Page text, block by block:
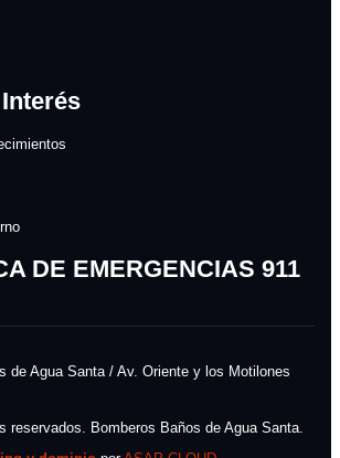
DE EMERGENCIAS 911
de Agua Santa / Av. Oriente y los Motilones
reservados. Bomberos Baños de Agua Santa.